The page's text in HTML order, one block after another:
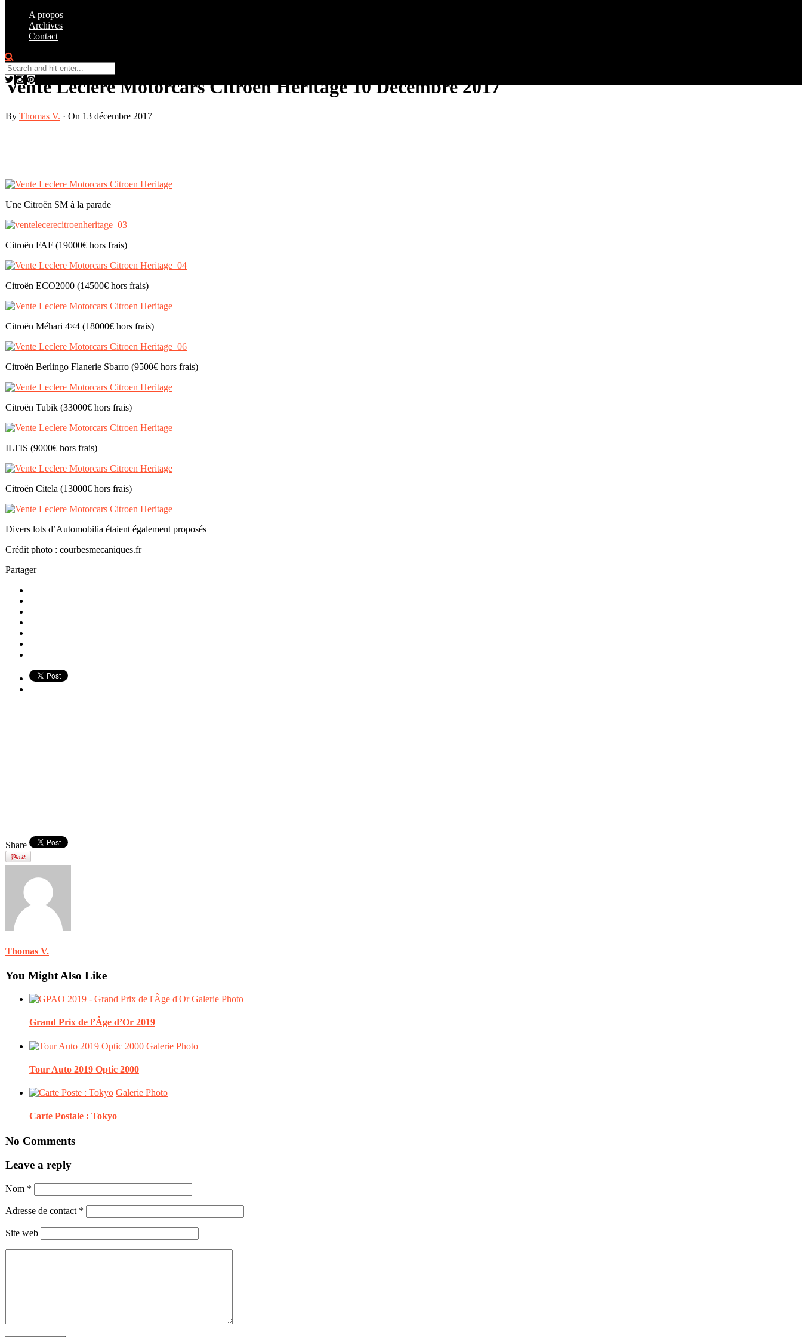
A propos
Archives
Contact
Galerie Photo
Vente Leclere Motorcars Citroën Heritage 10 Décembre 2017
By Thomas V. · On 13 décembre 2017
Une Citroën SM à la parade
Citroën FAF (19000€ hors frais)
Citroën ECO2000 (14500€ hors frais)
Citroën Méhari 4×4 (18000€ hors frais)
Citroën Berlingo Flanerie Sbarro (9500€ hors frais)
Citroën Tubik (33000€ hors frais)
ILTIS (9000€ hors frais)
Citroën Citela (13000€ hors frais)
Divers lots d’Automobilia étaient également proposés
Crédit photo : courbesmecaniques.fr
Partager
Share
Thomas V.
You Might Also Like
Galerie Photo
Grand Prix de l’Âge d’Or 2019
Galerie Photo
Tour Auto 2019 Optic 2000
Galerie Photo
Carte Postale : Tokyo
No Comments
Leave a reply
Nom *
Adresse de contact *
Site web